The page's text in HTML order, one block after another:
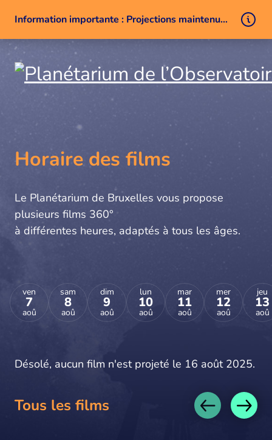
Information importante : Projections maintenues malgré un problème technique
Aller au contenu
Horaire des films
Le Planétarium de Bruxelles vous propose
plusieurs films 360°
à différentes heures, adaptés à tous les âges.
ven
7
aoû
sam
8
aoû
dim
9
aoû
lun
10
aoû
mar
11
aoû
mer
12
aoû
jeu
13
aoû
Désolé, aucun film n'est projeté le 16 août 2025.
Tous les films